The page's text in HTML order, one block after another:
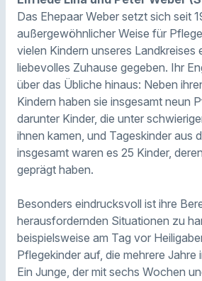
Das Ehepaar Weber setzt sich seit
außergewöhnlicher Weise für
vielen Kindern unseres Landkreises
liebevolles Zuhause gegeben. Ihr
über das Übliche hinaus: Neben
Kindern haben sie insgesamt neun
darunter Kinder, die unter
ihnen kamen, und Tageskinder aus
insgesamt waren es 25 Kinder,
geprägt haben.
Besonders eindrucksvoll ist ihre
herausfordernden Situationen zu
beispielsweise am Tag vor
Pflegekinder auf, die mehrere Jahre
Ein Junge, der mit sechs Wochen